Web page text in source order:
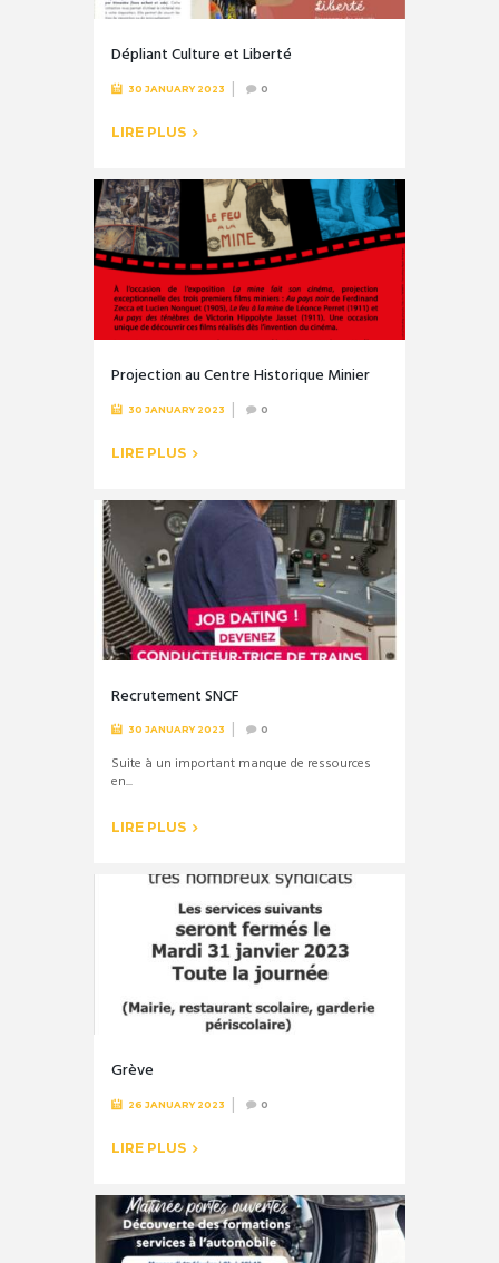
Dépliant Culture et Liberté
30 JANUARY 2023 0
LIRE PLUS
Projection au Centre Historique Minier
30 JANUARY 2023 0
LIRE PLUS
Recrutement SNCF
30 JANUARY 2023 0
Suite à un important manque de ressources
en...
LIRE PLUS
Grève
26 JANUARY 2023 0
LIRE PLUS